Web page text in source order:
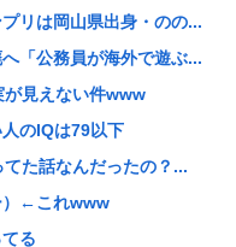
リは岡山県出身・のの...
「公務員が海外で遊ぶ...
が見えない件www
のIQは79以下
てた話なんだったの？...
）←これwww
る